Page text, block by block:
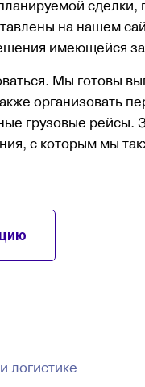
сделки,
на нашем
имеющейся
Мы готовы
организовать
грузовые рейсы.
с которым мы
логистике
iCustomsLogistics